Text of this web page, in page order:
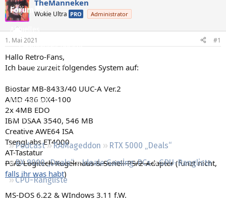
Forum
Aktuelles
Empfohlene Inhalte
Neue Beiträge
Leserartikel
Regeln
Podcast RAMageddon
RTX 5000 „Deals“
RX 9000 „Deals“
Ideale Gaming-PCs
GPU-Rangliste
CPU-Rangliste
l
l
e
r
l
l
m
TheManneken
Wokie Ultra PRO Administrator
1. Mai 2021 #1
Hallo Retro-Fans,
Ich baue zurzeit folgendes System auf:
Biostar MB-8433/40 UUC-A Ver.2
AMD 486 DX4-100
2x 4MB EDO
IBM DSAA 3540, 546 MB
Creative AWE64 ISA
TsengLabs ET4000
AT-Tastatur
PS/2 Logitech Kugelmaus & Seriell-PS/2-Adapter(funzt nicht,
falls ihr was habt)
MS-DOS 6.22 & WIndows 3.11 f.W.